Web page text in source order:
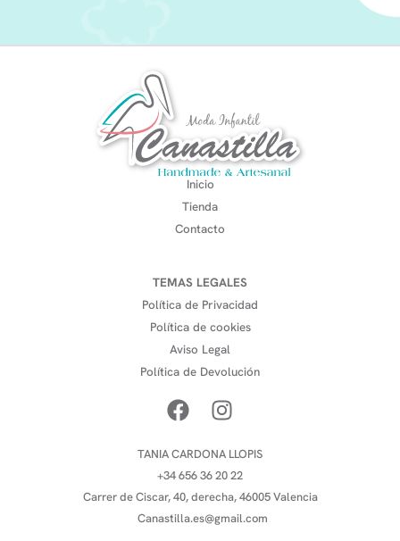
Inicio
Tienda
Contacto
TEMAS LEGALES
Política de Privacidad
Política de cookies
Aviso Legal
Política de Devolución
TANIA CARDONA LLOPIS
+34 656 36 20 22
Carrer de Ciscar, 40, derecha, 46005 Valencia
Canastilla.es@gmail.com